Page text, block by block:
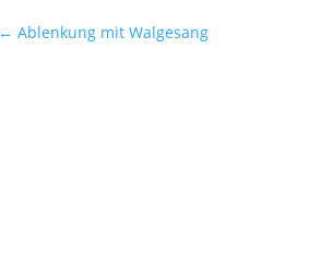
←Ablenkung mit Walgesang